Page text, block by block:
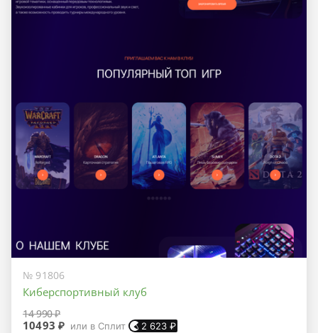
№ 91806
Киберспортивный клуб
14 990 ₽
10493 ₽ или в Сплит 2 623 ₽